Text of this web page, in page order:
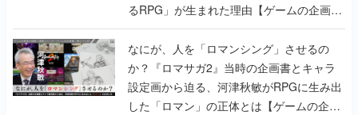
るRPG」が生まれた理由【ゲームの企画
書】
なにが、人を「ロマンシング」させるの
か？『ロマサガ2』当時の企画書とキャラ
設定画から迫る、河津秋敏がRPGに生み出
した「ロマン」の正体とは【ゲームの企画